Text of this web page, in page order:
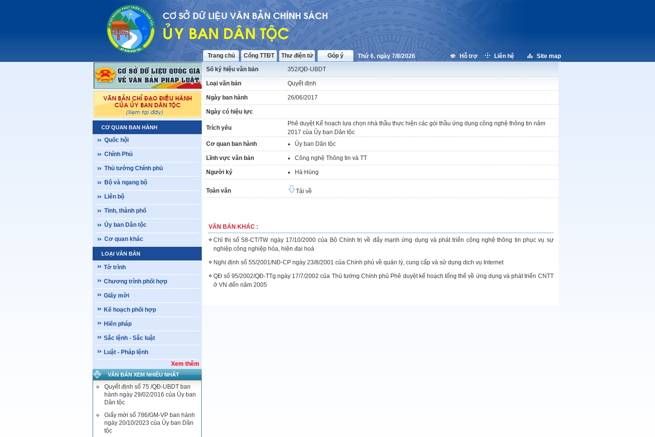
Trang chủ Cổng TTĐT Thư điện tử Góp ý Thứ 6, ngày 7/8/2026 Hỗ trợ Liên hệ Site map
CƠ QUAN BAN HÀNH
Quốc hội
Chính Phủ
Thủ tướng Chính phủ
Bộ và ngang bộ
Liên bộ
Tỉnh, thành phố
Ủy ban Dân tộc
Cơ quan khác
LOẠI VĂN BẢN
Tờ trình
Chương trình phối hợp
Giấy mời
Kế hoạch phối hợp
Hiến pháp
Sắc lệnh - Sắc luật
Luật - Pháp lệnh
Xem thêm
VĂN BẢN XEM NHIỀU NHẤT
Quyết định số 75 /QĐ-UBDT ban
hành ngày 29/02/2016 của Ủy ban
Dân tộc
Giấy mời số 786/GM-VP ban hành
ngày 20/10/2023 của Ủy ban Dân
tộc
Số ký hiệu văn bản 352/QĐ-UBDT
Loại văn bản Quyết định
Ngày ban hành 26/06/2017
Ngày có hiệu lực
Trích yếu
Phê duyệt Kế hoạch lựa chọn nhà thầu thực hiện các gói thầu ứng dụng công nghệ thông tin năm
2017 của Ủy ban Dân tộc
Cơ quan ban hành
Ủy ban Dân tộc
Lĩnh vực văn bản Công nghệ Thông tin và TT
Người ký Hà Hùng
Toàn văn Tải về
VĂN BẢN KHÁC :
Chỉ thị số 58-CT/TW ngày 17/10/2000 của Bộ Chính trị về đẩy mạnh ứng dụng và phát triển công nghệ thông tin phục vụ sự
nghiệp công nghiệp hóa, hiện đại hoá
Nghị định số 55/2001/NĐ-CP ngày 23/8/2001 của Chính phủ về quản lý, cung cấp và sử dụng dịch vụ Internet
QĐ số 95/2002/QĐ-TTg ngày 17/7/2002 của Thủ tướng Chính phủ Phê duyệt kế hoạch tổng thể về ứng dụng và phát triển CNTT
ở VN đến năm 2005